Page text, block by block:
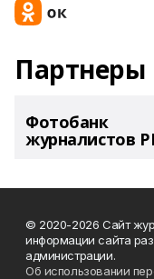
Партнеры
Фотобанк
журналистов
© 2020-2026 Сайт
информации сайта
администрации.
Об использовании